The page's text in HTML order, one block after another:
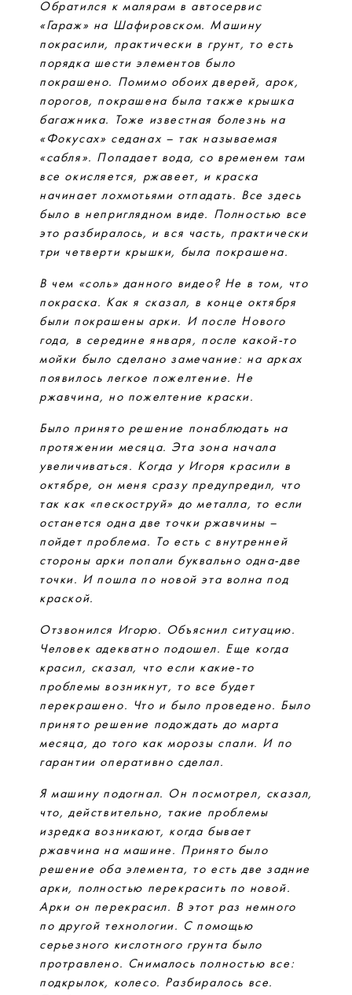
Обратился к малярам в автосервис
«Гараж» на Шафировском. Машину
покрасили, практически в грунт, то есть
порядка шести элементов было
покрашено. Помимо обоих дверей, арок,
порогов, покрашена была также крышка
багажника. Тоже известная болезнь на
«Фокусах» седанах – так называемая
«сабля». Попадает вода, со временем там
все окисляется, ржавеет, и краска
начинает лохмотьями отпадать. Все здесь
было в неприглядном виде. Полностью все
это разбиралось, и вся часть, практически
три четверти крышки, была покрашена.
В чем «соль» данного видео? Не в том, что
покраска. Как я сказал, в конце октября
были покрашены арки. И после Нового
года, в середине января, после какой-то
мойки было сделано замечание: на арках
появилось легкое пожелтение. Не
ржавчина, но пожелтение краски.
Было принято решение понаблюдать на
протяжении месяца. Эта зона начала
увеличиваться. Когда у Игоря красили в
октябре, он меня сразу предупредил, что
так как «пескоструй» до металла, то если
останется одна две точки ржавчины –
пойдет проблема. То есть с внутренней
стороны арки попали буквально одна-две
точки. И пошла по новой эта волна под
краской.
Отзвонился Игорю. Объяснил ситуацию.
Человек адекватно подошел. Еще когда
красил, сказал, что если какие-то
проблемы возникнут, то все будет
перекрашено. Что и было проведено. Было
принято решение подождать до марта
месяца, до того как морозы спали. И по
гарантии оперативно сделал.
Я машину подогнал. Он посмотрел, сказал,
что, действительно, такие проблемы
изредка возникают, когда бывает
ржавчина на машине. Принято было
решение оба элемента, то есть две задние
арки, полностью перекрасить по новой.
Арки он перекрасил. В этот раз немного
по другой технологии. С помощью
серьезного кислотного грунта было
протравлено. Снималось полностью все:
подкрылок, колесо. Разбиралось все.